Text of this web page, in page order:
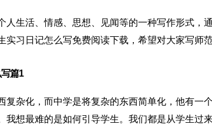
人生活、情感、思想、见闻等的一种写作形式，
实习日记怎么写免费阅读下载，希望对大家写师
篇1
复杂化，而中学是将复杂的东西简单化，他有一
我想最难的是如何引导学生。我们都是从学生过